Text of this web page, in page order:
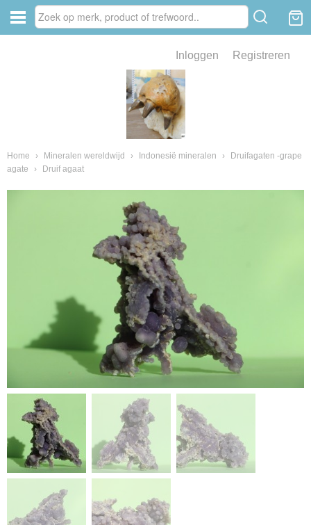
Inloggen Registreren
Home › Mineralen wereldwijd › Indonesië mineralen ›
Druifagaten -grape
agate
› Druif agaat
van fossielen en mineralen